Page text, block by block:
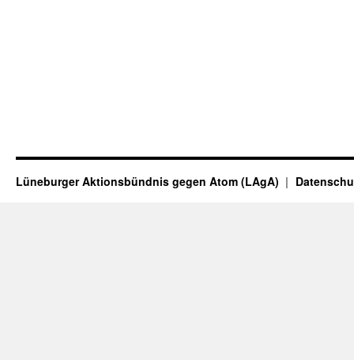
Lüneburger Aktionsbündnis gegen Atom (LAgA)